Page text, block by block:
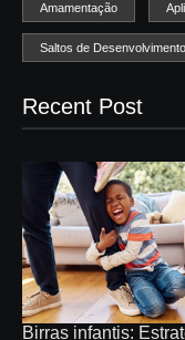
Amamentação
Saltos de
Recent Post
Birras infantis: